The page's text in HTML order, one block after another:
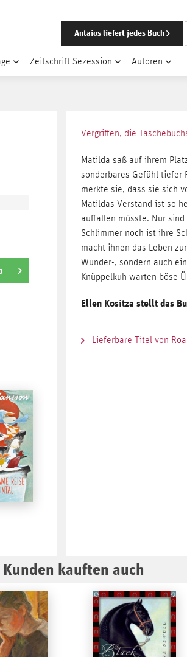
Antaios liefert jedes Buch
Zeitschrift Sezession Autoren
Vergriffen, die
Matilda saß auf ihrem
sonderbares Gefühl tiefer
merkte sie, dass sie sich
Matildas Verstand ist so
auffallen müsste. Nur
Schlimmer noch ist ihre
macht ihnen das Leben
Wunder-, sondern auch
Knüppelkuh warten böse
Ellen Kositza stellt das
Lieferbare Titel von
Kunden kauften auch